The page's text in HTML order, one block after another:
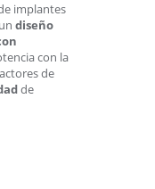
implantes
diseño
con la
de
de